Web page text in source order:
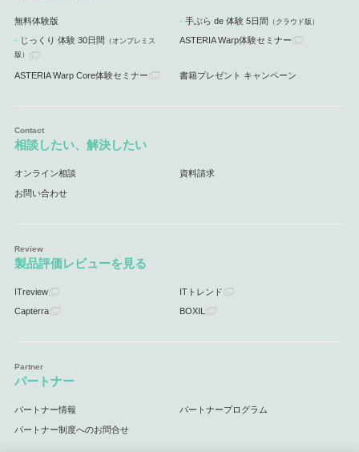
無料体験版 手ぶら de 体験 5日間 （クラウド版）
じっくり 体験 30日間 （オンプレミス
版）
ASTERIA Warp体験セミナー
ASTERIA Warp Core体験セミナー 書籍プレゼント キャンペーン
相談したい、解決したい
オンライン相談 資料請求
お問い合わせ
製品評価レビューを見る
ITreview ITトレンド
Capterra BOXIL
パートナー
パートナー情報 パートナープログラム
パートナー制度へのお問合せ